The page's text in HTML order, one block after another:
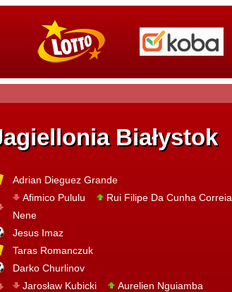
Białystok
Adrian Dieguez Grande
Afimico Pululu
Rui Filipe Da Cunha Correia
Nene
Jesus Imaz
Taras Romanczuk
Darko Churlinov
Jarosław Kubicki Aurelien Nguiamba